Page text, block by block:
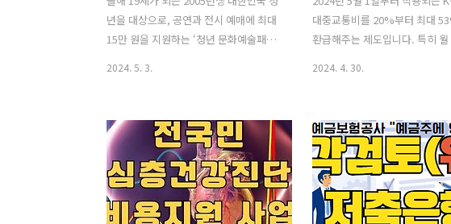
년을 대상으로, 공연과 전시 예매에 최대
15만 원을 지원하는 ‘청년 문화예술패
스를 제공합니다. 특히, 문화체육관광부
는 한국문화예술위원회와 협력하여 2024
년 3월 28일 오전 10시부터 인터파크와
예스 24를 통해 ‘청년 문화예술패스’를 신
청받고 사용할 수 있게 되었습니다.Table
Of Contents청년문화예술패스란 무엇
2024. 5. 3.
대중교통비를 20%부터 최대
환급해주는 제도입니다. 특히
K-패스에 대해서 자세히 알려드
다.Table Of ContentsK-패스
이용방법K-패스 카드 발급 링크
드사별 추가 혜택 정리K-패스
사항K-패스란?K-패스는 대중교
하는 사용자들에게 다양한 혜택
2024. 4. 30.